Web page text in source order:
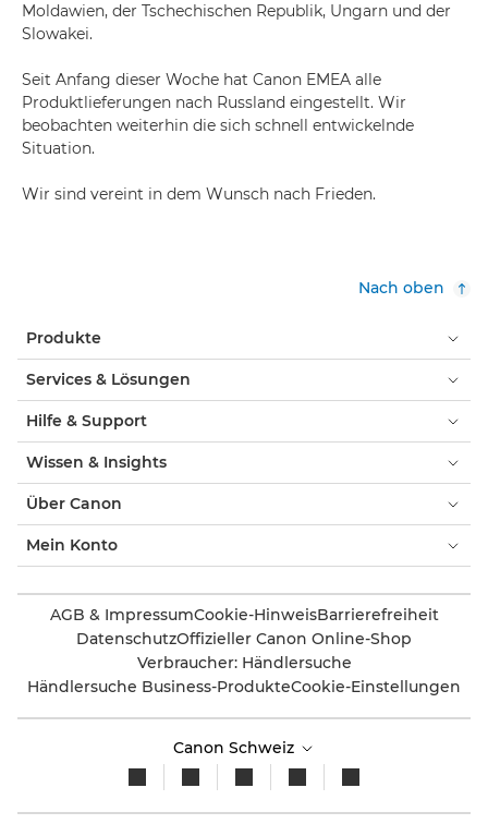
Moldawien, der Tschechischen Republik, Ungarn und der
Slowakei.
Seit Anfang dieser Woche hat Canon EMEA alle
Produktlieferungen nach Russland eingestellt. Wir
beobachten weiterhin die sich schnell entwickelnde
Situation.
Wir sind vereint in dem Wunsch nach Frieden.
Nach oben
Produkte
Services & Lösungen
Hilfe & Support
Wissen & Insights
Über Canon
Mein Konto
AGB & ImpressumCookie-HinweisBarrierefreiheit
DatenschutzOffizieller Canon Online-Shop
Verbraucher: Händlersuche
Händlersuche Business-ProdukteCookie-Einstellungen
Canon Schweiz